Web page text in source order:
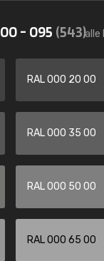
- 095 (543)alle
RAL 000 20 00
RAL 000 35 00
RAL 000 50 00
RAL 000 65 00